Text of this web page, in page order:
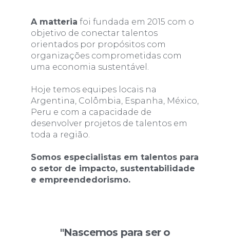
A matteria foi fundada em 2015 com o
objetivo de conectar talentos
orientados por propósitos com
organizações comprometidas com
uma economia sustentável.
Hoje temos equipes locais na
Argentina, Colômbia, Espanha, México,
Peru e com a capacidade de
desenvolver projetos de talentos em
toda a região.
Somos especialistas em talentos para
o setor de impacto, sustentabilidade
e empreendedorismo.
"Nascemos para ser o